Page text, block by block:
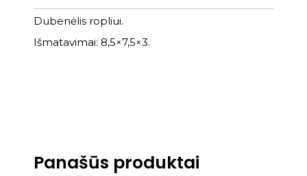
Dubenėlis ropliui.
Išmatavimai: 8,5×7,5×3.
Panašūs produktai